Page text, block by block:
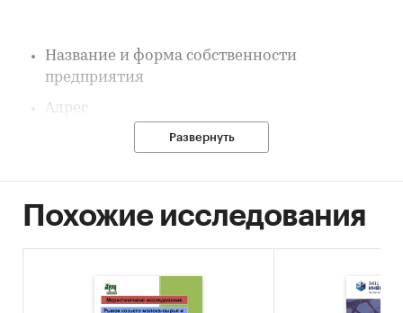
Название и форма собственности
предприятия
Адрес
Веб-сайт (если есть)
Принадлежность к холдингу/группе
Развернуть
Похожие исследования